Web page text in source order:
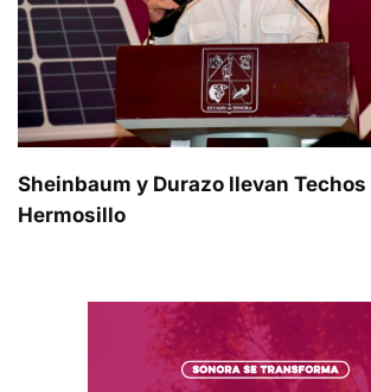
Sheinbaum y Durazo llevan Techos
Hermosillo